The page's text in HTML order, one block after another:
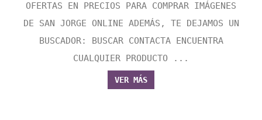
OFERTAS EN PRECIOS PARA COMPRAR IMÁGENES
DE SAN JORGE ONLINE ADEMÁS, TE DEJAMOS UN
BUSCADOR: BUSCAR CONTACTA ENCUENTRA
CUALQUIER PRODUCTO ...
VER MÁS